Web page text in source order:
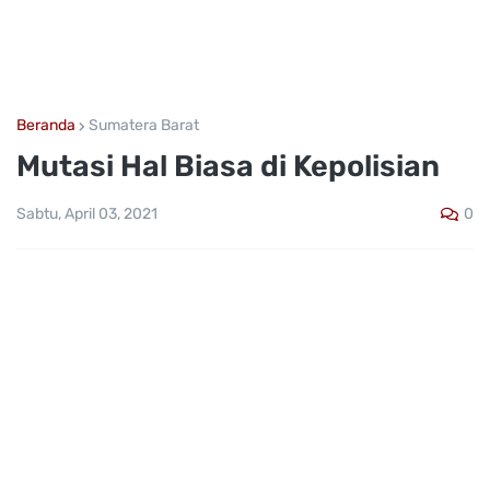
Beranda Sumatera Barat
Mutasi Hal Biasa di Kepolisian
Sabtu, April 03, 2021 0